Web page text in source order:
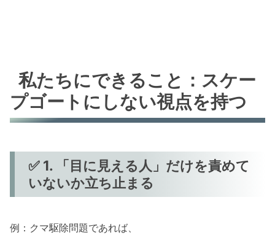
私たちにできること：スケー
プゴートにしない視点を持つ
✅ 1. 「目に見える人」だけを責めて
いないか立ち止まる
例：クマ駆除問題であれば、